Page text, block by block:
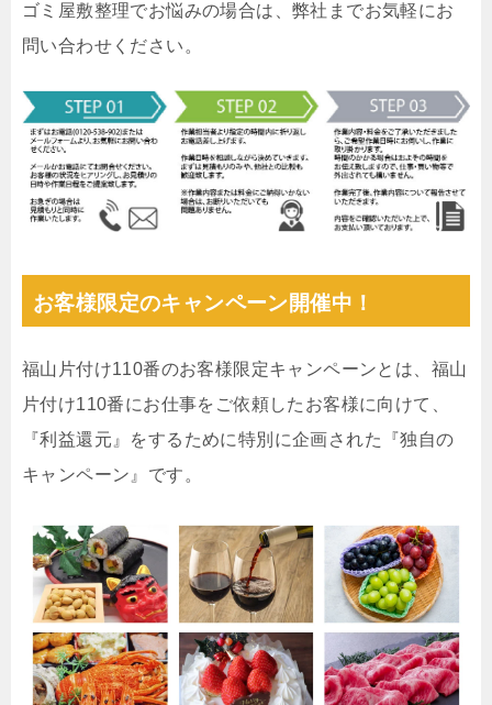
ゴミ屋敷整理でお悩みの場合は、弊社までお気軽にお
問い合わせください。
お客様限定のキャンペーン開催中！
福山片付け110番のお客様限定キャンペーンとは、福山
片付け110番にお仕事をご依頼したお客様に向けて、
『利益還元』をするために特別に企画された『独自の
キャンペーン』です。